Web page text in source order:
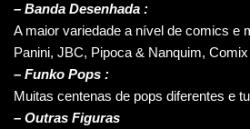
– Banda Desenhada :
A maior variedade a nível de comics e
Panini, JBC, Pipoca & Nanquim,
– Funko Pops :
Muitas centenas de pops diferentes e
– Outras Figuras